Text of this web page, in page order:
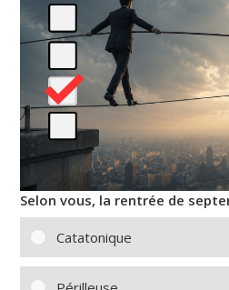
Selon vous, la rentrée de
Catatonique